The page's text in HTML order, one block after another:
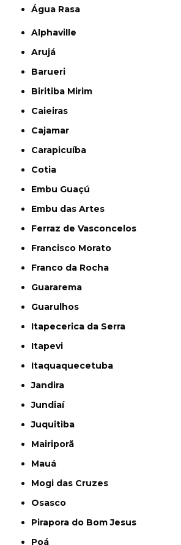
Água Rasa
Alphaville
Arujá
Barueri
Biritiba Mirim
Caieiras
Cajamar
Carapicuíba
Cotia
Embu Guaçú
Embu das Artes
Ferraz de Vasconcelos
Francisco Morato
Franco da Rocha
Guararema
Guarulhos
Itapecerica da Serra
Itapevi
Itaquaquecetuba
Jandira
Jundiaí
Juquitiba
Mairiporã
Mauá
Mogi das Cruzes
Osasco
Pirapora do Bom Jesus
Poá